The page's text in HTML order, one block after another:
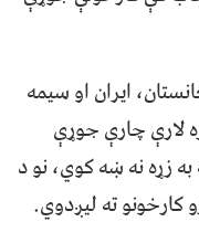
ایران او سیمه
لارې چارې جوړې
به زړه نه ښه کوي، نو د
ته لیږدوي.